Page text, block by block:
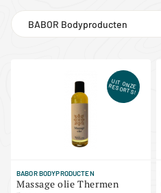
UIT ONZE RESORTS!
BABOR BODYPRODUCTEN
Massage olie Thermen